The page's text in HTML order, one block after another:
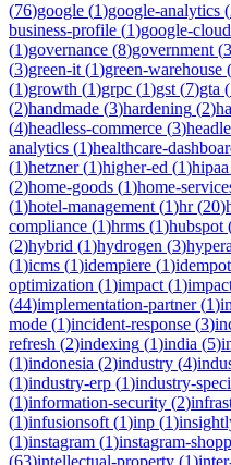
(76)google (1)google-analytics (
business-profile (1)google-cloud
(1)governance (8)government (3
(3)green-it (1)green-warehouse (
(1)growth (1)grpc (1)gst (7)gta (
(2)handmade (3)hardening (2)
(4)headless-commerce (3)
analytics (1)healthcare-
(1)hetzner(1)higher-ed (1)hipaa
(2)home-goods (1)home-
(1)hotel-management (1)hr(20)
compliance (1)hrms (1)hubspot
(2)hybrid (1)hydrogen (3)
(1)icms (1)idempiere (1)
optimization (1)impact (1)
(44)implementation-partner(1)
mode (1)incident-response (3)
refresh (2)indexing (1)india (5)
(1)indonesia (2)industry (4)
(1)industry-erp (1)industry-
(1)information-security (2)
(1)infusionsoft (1)inp (1)
(1)instagram (1)instagram-
(63)intellectual-property (1)